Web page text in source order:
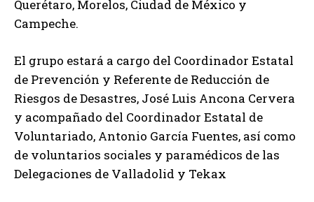
Querétaro, Morelos, Ciudad de México y
Campeche.
El grupo estará a cargo del Coordinador Estatal
de Prevención y Referente de Reducción de
Riesgos de Desastres, José Luis Ancona Cervera
y acompañado del Coordinador Estatal de
Voluntariado, Antonio García Fuentes, así como
de voluntarios sociales y paramédicos de las
Delegaciones de Valladolid y Tekax